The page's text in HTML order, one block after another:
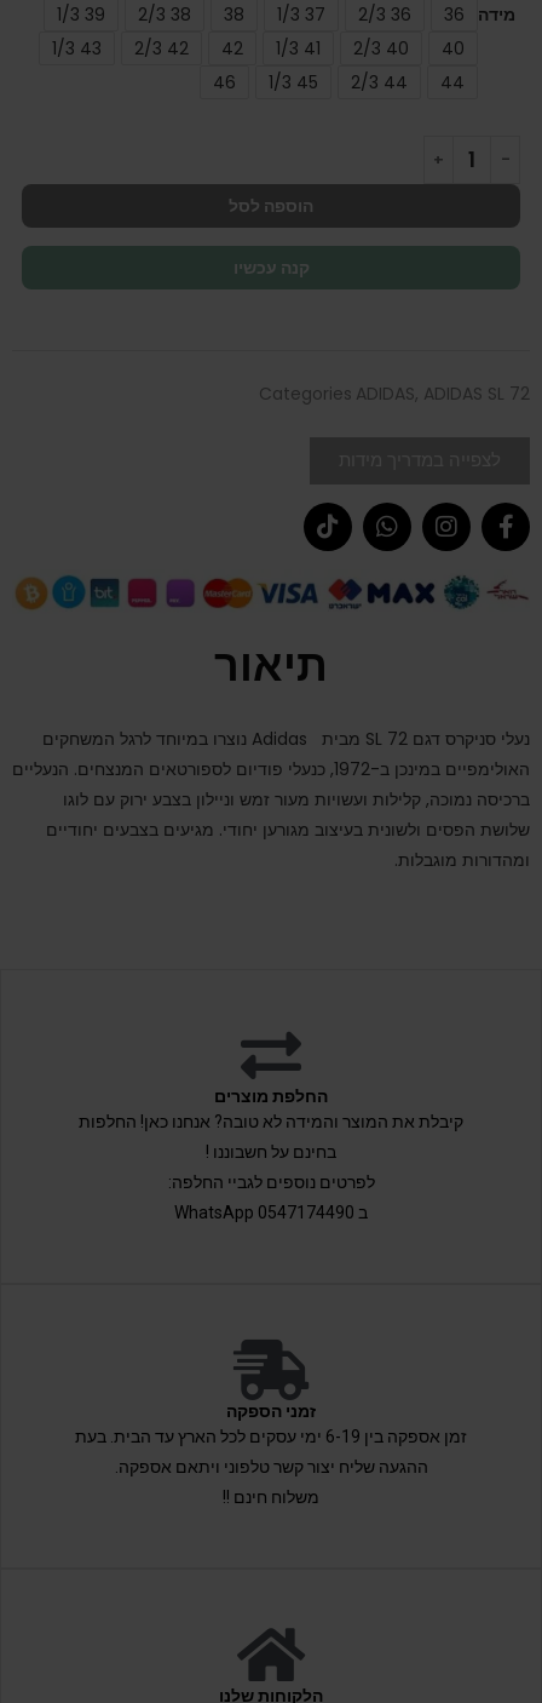
מידה 36
36 2/3
37 1/3
38
38 2/3
39 1/3
40
40 2/3
41 1/3
42
42 2/3
43 1/3
44
44 2/3
45 1/3
46
הוספה לסל
קנה עכשיו
Categories ADIDAS, ADIDAS SL 72
תיאור
נעלי סניקרס דגם SL 72 מבית Adidas נוצרו במיוחד לרגל המשחקים
האולימפיים במינכן ב-1972, כנעלי פודיום לספורטאים המנצחים. הנעליים
ברכיסה נמוכה, קלילות ועשויות מעור זמש וניילון בצבע ירוק עם לוגו
שלושת הפסים ולשונית בעיצוב מגורען יחודי. מגיעים בצבעים יחודיים
ומהדורות מוגבלות.
החלפת מוצרים
קיבלת את המוצר והמידה לא טובה? אנחנו כאן! החלפות
בחינם על חשבוננו !
לפרטים נוספים לגביי החלפה:
ב 0547174490 WhatsApp
זמני הספקה
זמן אספקה בין 6-19 ימי עסקים לכל הארץ עד הבית. בעת
ההגעה שליח יצור קשר טלפוני ויתאם אספקה.
משלוח חינם !!
הלקוחות שלנו